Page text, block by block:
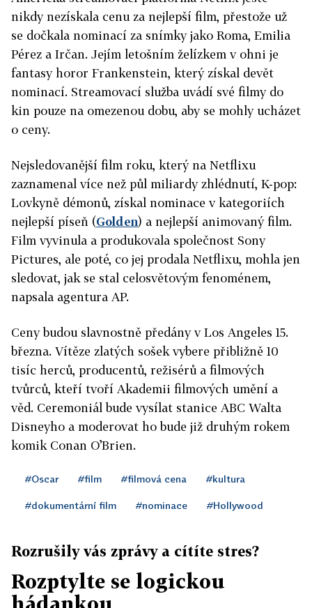
nikdy nezískala cenu za nejlepší film, přestože už
se dočkala nominací za snímky jako Roma, Emilia
Pérez a Irčan. Jejím letošním želízkem v ohni je
fantasy horor Frankenstein, který získal devět
nominací. Streamovací služba uvádí své filmy do
kin pouze na omezenou dobu, aby se mohly ucházet
o ceny.
Nejsledovanější film roku, který na Netflixu
zaznamenal více než půl miliardy zhlédnutí, K-pop:
Lovkyně démonů, získal nominace v kategoriích
nejlepší píseň (Golden) a nejlepší animovaný film.
Film vyvinula a produkovala společnost Sony
Pictures, ale poté, co jej prodala Netflixu, mohla jen
sledovat, jak se stal celosvětovým fenoménem,
napsala agentura AP.
Ceny budou slavnostně předány v Los Angeles 15.
března. Vítěze zlatých sošek vybere přibližně 10
tisíc herců, producentů, režisérů a filmových
tvůrců, kteří tvoří Akademii filmových umění a
věd. Ceremoniál bude vysílat stanice ABC Walta
Disneyho a moderovat ho bude již druhým rokem
komik Conan O’Brien.
#Oscar #film #filmová cena #kultura
#dokumentární film #nominace #Hollywood
Rozrušily vás zprávy a cítíte stres?
Rozptylte se logickou